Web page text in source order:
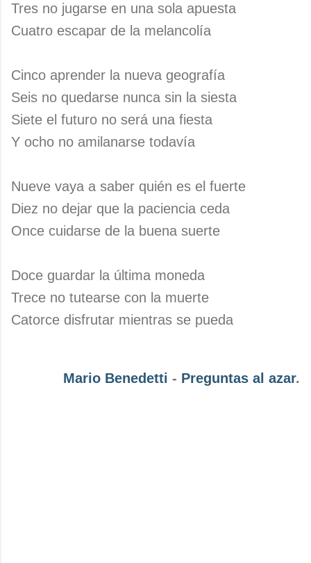
Tres no jugarse en una sola apuesta
Cuatro escapar de la melancolía
Cinco aprender la nueva geografía
Seis no quedarse nunca sin la siesta
Siete el futuro no será una fiesta
Y ocho no amilanarse todavía
Nueve vaya a saber quién es el fuerte
Diez no dejar que la paciencia ceda
Once cuidarse de la buena suerte
Doce guardar la última moneda
Trece no tutearse con la muerte
Catorce disfrutar mientras se pueda
Mario Benedetti - Preguntas al azar.